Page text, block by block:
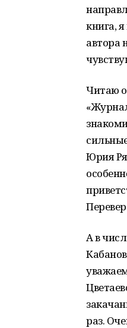
книга,
автора
Читаю
Юрия
А в
раз.